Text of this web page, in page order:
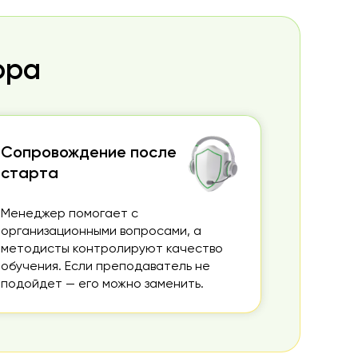
и дают
Сопровождение после
старта
Менеджер помогает с
организационными вопросами, а
методисты контролируют качество
обучения. Если преподаватель не
подойдет — его можно заменить.